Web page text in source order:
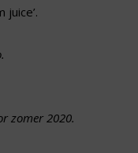
juice’.
zomer 2020.